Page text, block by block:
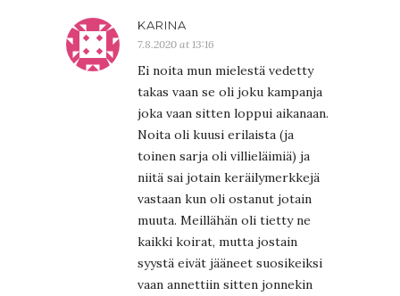
KARINA
7.8.2020 at 13:16
Ei noita mun mielestä vedetty
takas vaan se oli joku kampanja
joka vaan sitten loppui aikanaan.
Noita oli kuusi erilaista (ja
toinen sarja oli villieläimiä) ja
niitä sai jotain keräilymerkkejä
vastaan kun oli ostanut jotain
muuta. Meillähän oli tietty ne
kaikki koirat, mutta jostain
syystä eivät jääneet suosikeiksi
vaan annettiin sitten jonnekin